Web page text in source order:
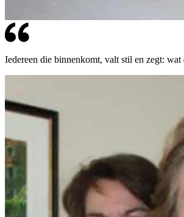
Iedereen die binnenkomt, valt stil en zegt: wat